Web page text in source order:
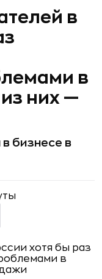
в
в
них —
бизнесе в